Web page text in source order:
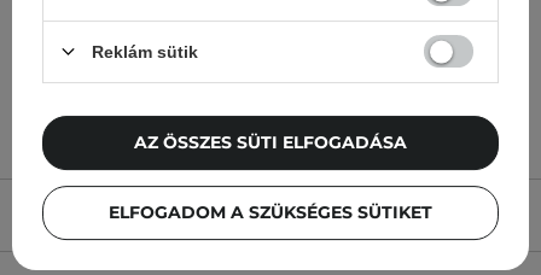
3 250,00 Ft 4 800,00 Ft
TERMÉK LEÍRÁSA
Reklám sütik
ELFOGADOM A SZÜKSÉGES SÜTIKET
AZ ÖSSZES SÜTI ELFOGADÁSA